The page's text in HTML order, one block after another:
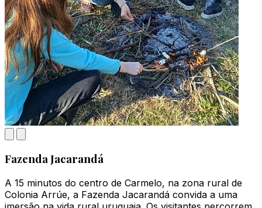
Fazenda Jacarandá
A 15 minutos do centro de Carmelo, na zona rural de
Colonia Arrúe, a Fazenda Jacarandá convida a uma